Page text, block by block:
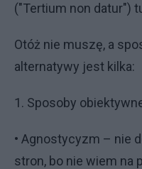
("Tertium non datur")
Otóż nie muszę, a
alternatywy jest kilka:
1. Sposoby
• Agnostycyzm – nie
stron, bo nie wiem na